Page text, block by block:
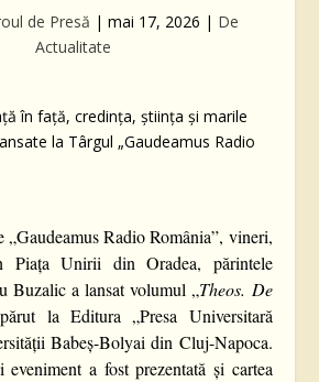
de Presă | mai 17, 2026 | De
Actualitate
„Gaudeamus Radio România”, vineri,
Unirii din Oradea, părintele
Buzalic a lansat volumul „Theos. De
la Editura „Presa Universitară
Babeș-Bolyai din Cluj-Napoca.
a fost prezentată și cartea